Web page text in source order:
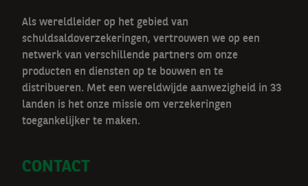
Als wereldleider op het gebied van
schuldsaldoverzekeringen, vertrouwen we op een
netwerk van verschillende partners om onze
producten en diensten op te bouwen en te
distribueren. Met een wereldwijde aanwezigheid in 33
landen is het onze missie om verzekeringen
toegankelijker te maken.
CONTACT